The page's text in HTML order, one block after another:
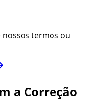
nossos termos ou
a Correção